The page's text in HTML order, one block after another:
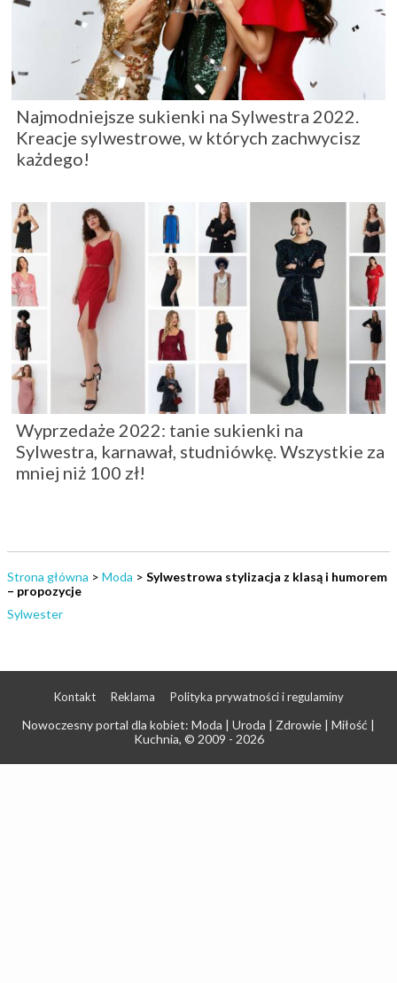
Najmodniejsze sukienki na Sylwestra 2022.
Kreacje sylwestrowe, w których zachwycisz
każdego!
Wyprzedaże 2022: tanie sukienki na
Sylwestra, karnawał, studniówkę. Wszystkie za
mniej niż 100 zł!
Strona główna > Moda > Sylwestrowa stylizacja z klasą i humorem
– propozycje
Sylwester
Kontakt Reklama Polityka prywatności i regulaminy
Nowoczesny portal dla kobiet: Moda | Uroda | Zdrowie | Miłość |
Kuchnia, © 2009 - 2026